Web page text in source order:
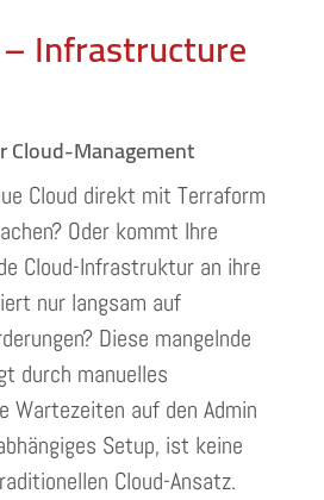
Infrastructure
Cloud-Management
Cloud direkt mit Terraform
Oder kommt Ihre
Cloud-Infrastruktur an ihre
nur langsam auf
Diese mangelnde
durch manuelles
Wartezeiten auf den Admin
Setup, ist keine
Cloud-Ansatz.